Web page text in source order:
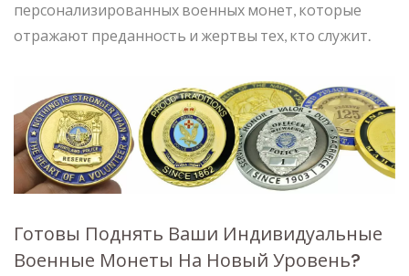
персонализированных военных монет, которые
отражают преданность и жертвы тех, кто служит.
Готовы Поднять Ваши Индивидуальные
Военные Монеты На Новый Уровень?